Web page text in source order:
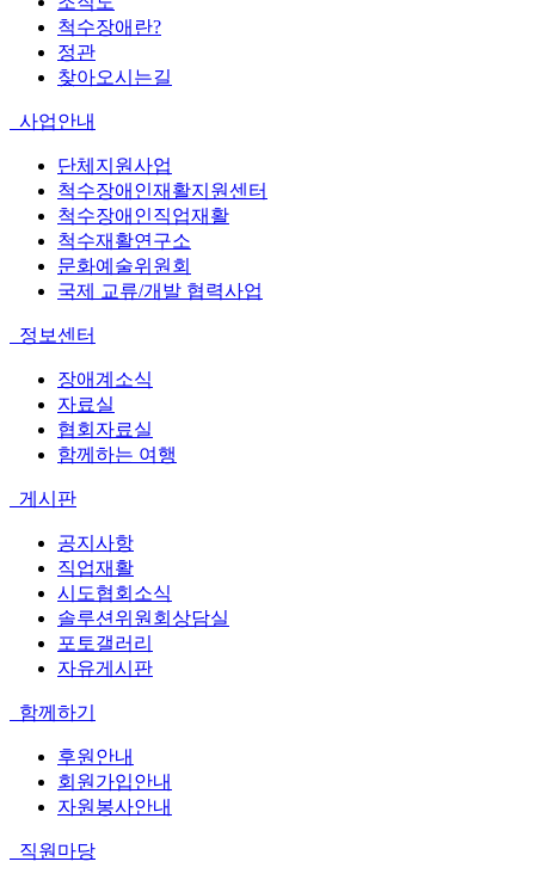
척수장애란?
정관
찾아오시는길
사업안내
단체지원사업
척수장애인재활지원센터
척수장애인직업재활
척수재활연구소
문화예술위원회
국제 교류/개발 협력사업
정보센터
장애계소식
자료실
협회자료실
함께하는 여행
게시판
공지사항
직업재활
시도협회소식
솔루션위원회상담실
포토갤러리
자유게시판
함께하기
후원안내
회원가입안내
자원봉사안내
직원마당